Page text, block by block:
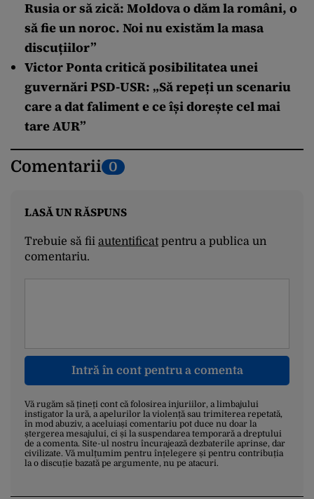
Rusia or să zică: Moldova o dăm la români, o
să fie un noroc. Noi nu existăm la masa
discuțiilor”
Victor Ponta critică posibilitatea unei
guvernări PSD-USR: „Să repeți un scenariu
care a dat faliment e ce își dorește cel mai
tare AUR”
Comentarii 0
LASĂ UN RĂSPUNS
Trebuie să fii autentificatpentru a publica un
comentariu.
Intră în cont pentru a comenta
Vă rugăm să țineți cont că folosirea injuriilor, a limbajului
instigator la ură, a apelurilor la violență sau trimiterea repetată,
în mod abuziv, a aceluiași comentariu pot duce nu doar la
ștergerea mesajului, ci și la suspendarea temporară a dreptului
de a comenta. Site-ul nostru încurajează dezbaterile aprinse, dar
civilizate. Vă mulțumim pentru înțelegere și pentru contribuția
la o discuție bazată pe argumente, nu pe atacuri.